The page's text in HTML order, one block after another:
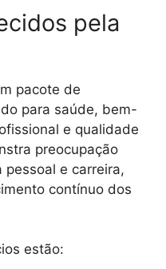
pela
pacote de
para saúde, bem-
e qualidade
preocupação
e carreira,
contínuo dos
estão: